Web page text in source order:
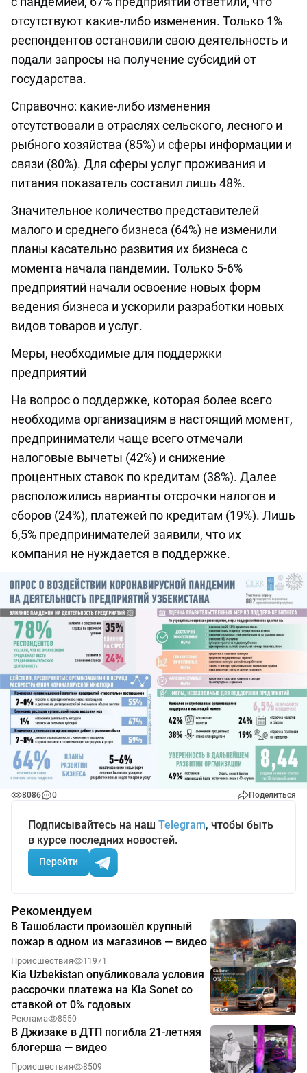
отсутствуют какие-либо изменения. Только 1%
респондентов остановили свою деятельность и
подали запросы на получение субсидий от
государства.
Справочно: какие-либо изменения
отсутствовали в отраслях сельского, лесного и
рыбного хозяйства (85%) и сферы информации и
связи (80%). Для сферы услуг проживания и
питания показатель составил лишь 48%.
Значительное количество представителей
малого и среднего бизнеса (64%) не изменили
планы касательно развития их бизнеса с
момента начала пандемии. Только 5-6%
предприятий начали освоение новых форм
ведения бизнеса и ускорили разработки новых
видов товаров и услуг.
Меры, необходимые для поддержки
предприятий
На вопрос о поддержке, которая более всего
необходима организациям в настоящий момент,
предприниматели чаще всего отмечали
налоговые вычеты (42%) и снижение
процентных ставок по кредитам (38%). Далее
расположились варианты отсрочки налогов и
сборов (24%), платежей по кредитам (19%). Лишь
6,5% предпринимателей заявили, что их
компания не нуждается в поддержке.
8086 0 Поделиться
Подписывайтесь на наш Telegram, чтобы быть
в курсе последних новостей.
Перейти
Рекомендуем
В Ташобласти произошёл крупный
пожар в одном из магазинов — видео
Происшествия 11971
Kia Uzbekistan опубликовала условия
рассрочки платежа на Kia Sonet со
ставкой от 0% годовых
Реклама 8550
В Джизаке в ДТП погибла 21-летняя
блогерша — видео
Происшествия 8509